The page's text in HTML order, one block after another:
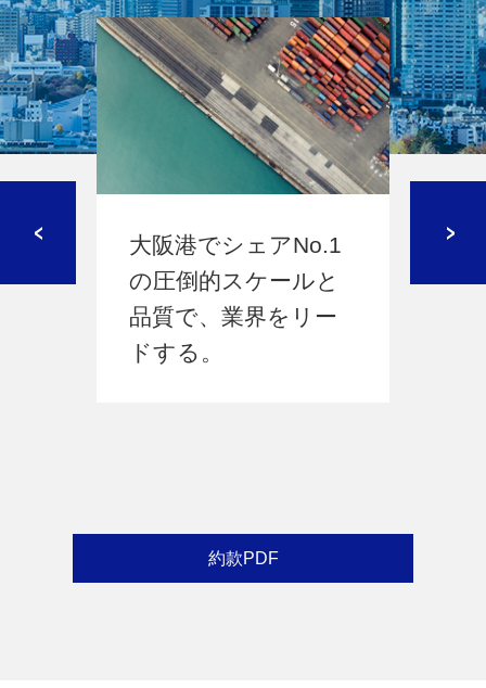
大阪港でシェアNo.1
の圧倒的スケールと
品質で、業界をリー
100年培っ
ウ、規模、
約款PDF